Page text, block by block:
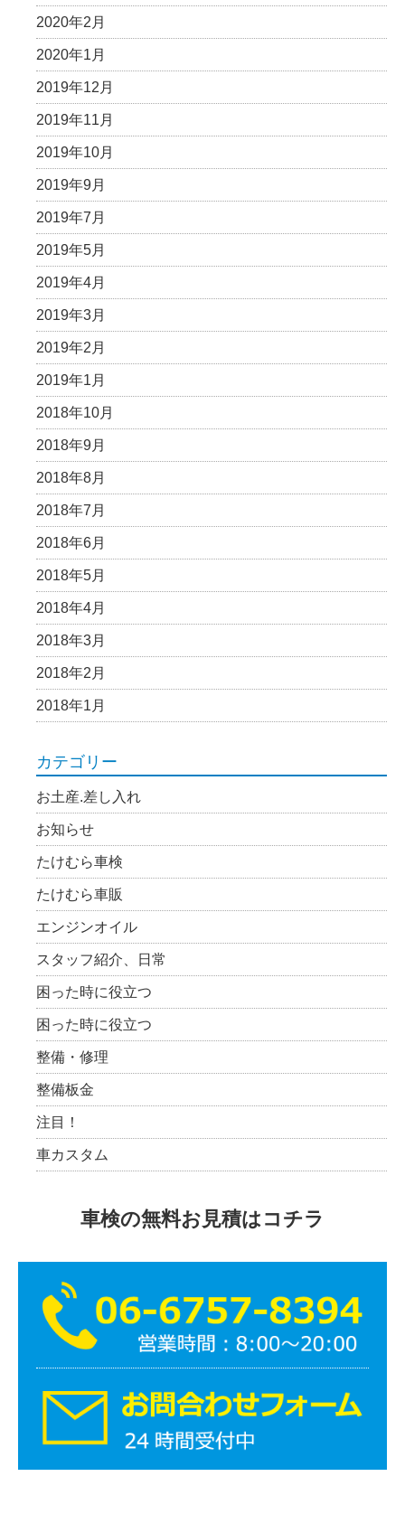
2020年2月
2020年1月
2019年12月
2019年11月
2019年10月
2019年9月
2019年7月
2019年5月
2019年4月
2019年3月
2019年2月
2019年1月
2018年10月
2018年9月
2018年8月
2018年7月
2018年6月
2018年5月
2018年4月
2018年3月
2018年2月
2018年1月
カテゴリー
お土産.差し入れ
お知らせ
たけむら車検
たけむら車販
エンジンオイル
スタッフ紹介、日常
困った時に役立つ
困った時に役立つ
整備・修理
整備板金
注目！
車カスタム
車検の無料お見積はコチラ